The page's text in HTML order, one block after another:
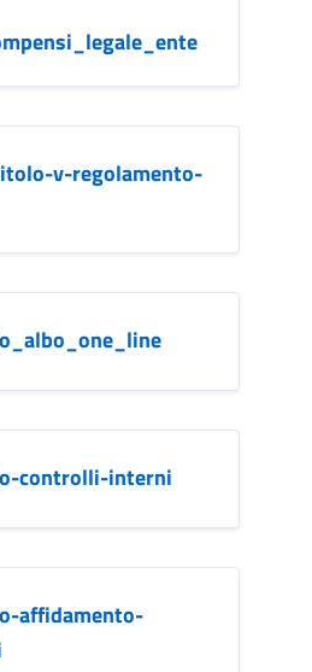
v-regolamento-
controlli-interni
affidamento-